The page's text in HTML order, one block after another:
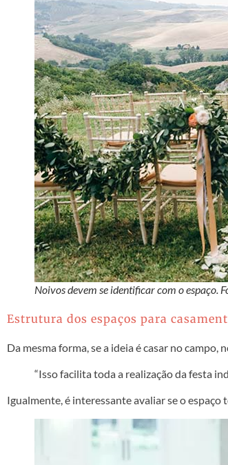
Noivos devem se identificar com o espaço.
Estrutura dos espaços para
Da mesma forma, se a ideia é casar no
“Isso facilita toda a realização da festa
Igualmente, é interessante avaliar se o